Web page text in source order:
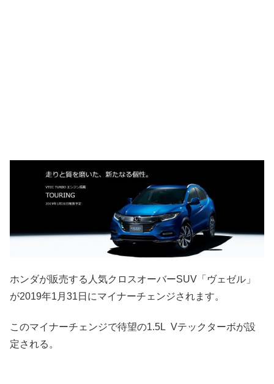
ホンダが販売する人気クロスオーバーSUV「ヴェゼル」
が2019年1月31日にマイナーチェンジされます。
このマイナーチェンジで待望の1.5L Vテックターボが設
定される。